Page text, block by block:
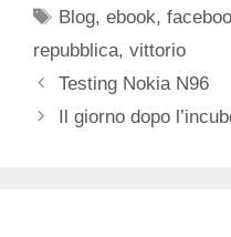
Tag
Blog,ebook,
repubblica, vittorio
Testing Nokia N96
Il giorno dopo